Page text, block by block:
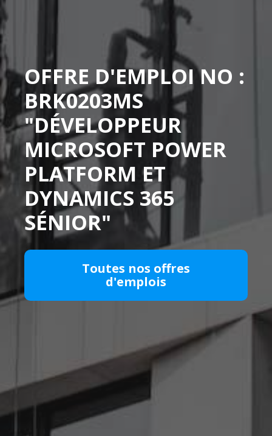
OFFRE D'EMPLOI NO :
BRK0203MS
"DÉVELOPPEUR
MICROSOFT POWER
PLATFORM ET
DYNAMICS 365
SÉNIOR"
Toutes nos offres
d'emplois